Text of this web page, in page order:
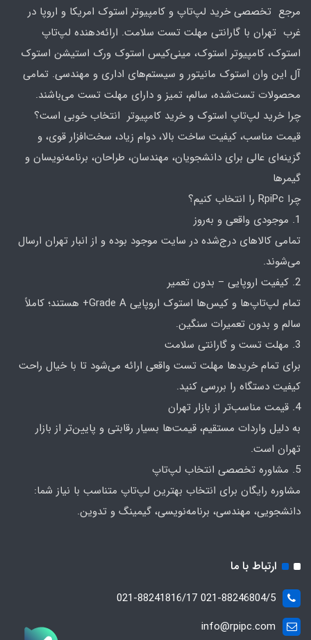
مرجع تخصصی خرید لپ‌تاپ و کامپیوتر استوک امریکا و اروپا در
غرب تهران با گارانتی مهلت تست سلامت. ارائه‌دهنده لپ‌تاپ
استوک، کامپیوتر استوک، مینی‌کیس استوک ورک استیشن استوک
آل این وان استوک مانیتور و سیستم‌های اداری و مهندسی. تمامی
محصولات تست‌شده، سالم، تمیز و دارای مهلت تست می‌باشند.
چرا خرید لپ‌تاپ استوک و خرید کامپیوتر انتخاب خوبی است؟
قیمت مناسب، کیفیت ساخت بالا، دوام زیاد، سخت‌افزار قوی، و
گزینه‌ای عالی برای دانشجویان، مهندسان، طراحان، برنامه‌نویسان و
گیمرها
چرا RpiPc را انتخاب کنیم؟
1. موجودی واقعی و به‌روز
تمامی کالاهای درج‌شده در سایت موجود بوده و از انبار تهران ارسال
می‌شوند.
2. کیفیت اروپایی – بدون تعمیر
تمام لپ‌تاپ‌ها و کیس‌ها استوک اروپایی Grade A+ هستند؛ کاملاً
سالم و بدون تعمیرات سنگین.
3. مهلت تست و گارانتی سلامت
برای تمام خریدها مهلت تست واقعی ارائه می‌شود تا با خیال راحت
کیفیت دستگاه را بررسی کنید.
4. قیمت مناسب‌تر از بازار تهران
به دلیل واردات مستقیم، قیمت‌ها بسیار رقابتی و پایین‌تر از بازار
تهران است.
5. مشاوره تخصصی انتخاب لپ‌تاپ
مشاوره رایگان برای انتخاب بهترین لپ‌تاپ متناسب با نیاز شما:
دانشجویی، مهندسی، برنامه‌نویسی، گیمینگ و تدوین.
ارتباط با ما
021-88246804/5 021-88241816/17
info@rpipc.com